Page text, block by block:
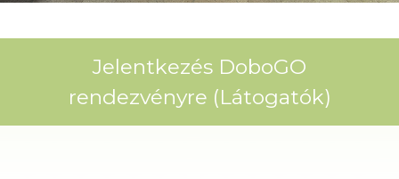
Jelentkezés DoboGO
rendezvényre (Látogatók)